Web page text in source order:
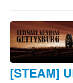
[STEAM]